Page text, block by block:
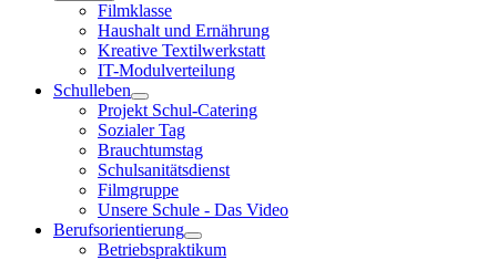
Filmklasse
Haushalt und Ernährung
Kreative Textilwerkstatt
IT-Modulverteilung
Schulleben
Projekt Schul-Catering
Sozialer Tag
Brauchtumstag
Schulsanitätsdienst
Filmgruppe
Unsere Schule - Das Video
Berufsorientierung
Betriebspraktikum